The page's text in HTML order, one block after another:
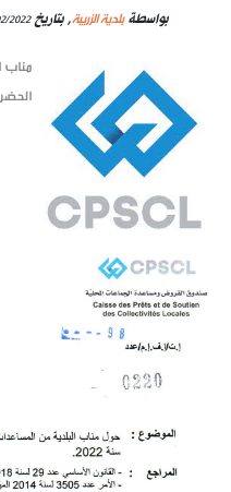
بواسطةبلدية الزريبة, بتاريخ2022
مناب